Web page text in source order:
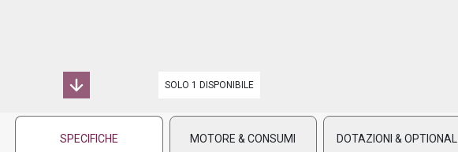
SOLO 1 DISPONIBILE
SPECIFICHE MOTORE & CONSUMI DOTAZIONI & OPTIONAL